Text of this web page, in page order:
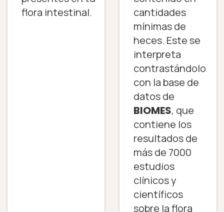
flora intestinal.
cantidades
mínimas de
heces. Este se
interpreta
contrastándolo
con la base de
datos de
BIOMES, que
contiene los
resultados de
más de 7000
estudios
clínicos y
científicos
sobre la flora